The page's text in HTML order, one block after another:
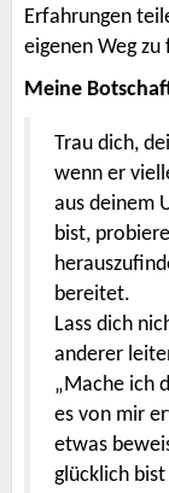
Erfahrungen
eigenen Weg
Meine
Trau dich,
wenn er
aus deinem
bist,
bereitet.
Lass dich
anderer
„Mache ich
es von mir
etwas
glücklich